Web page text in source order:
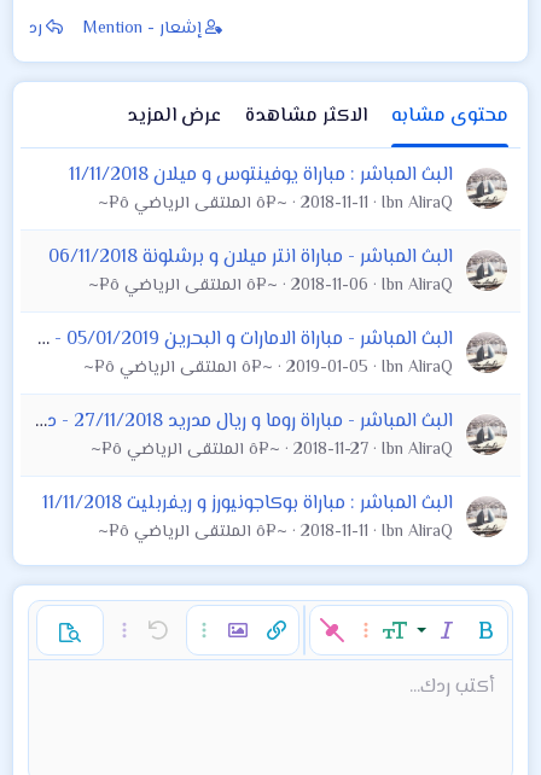
إشعار - Mention رد
محتوى مشابه الاكثر مشاهدة
عرض المزيد
البث المباشر : مباراة يوفينتوس و ميلان 11/11/2018
Ibn AliraQ
2018-11-11 ~¤ô الملتقى الرياضي ô¤~
البث المباشر - مباراة انتر ميلان و برشلونة 06/11/2018
Ibn AliraQ
2018-11-06 ~¤ô الملتقى الرياضي ô¤~
البث المباشر - مباراة الامارات و البحرين 05/01/2019 - كأس امم اسيا 2019
Ibn AliraQ
2019-01-05 ~¤ô الملتقى الرياضي ô¤~
البث المباشر - مباراة روما و ريال مدريد 27/11/2018 - دوري أبطال اوروبا
Ibn AliraQ
2018-11-27 ~¤ô الملتقى الرياضي ô¤~
البث المباشر : مباراة بوكاجونيورز و ريفربليت 11/11/2018
Ibn AliraQ
2018-11-11 ~¤ô الملتقى الرياضي ô¤~
غامق مائل حجم الخط
9
10
خيارات إضافية…إدراج رابطإدراج صورةخيارات إضافية…
تراجع خيارات إضافية…
معاينة
لون النصBackground Color
عائلة الخطالإبتسامات
إقتباسميديا إعادةتبديل الـ BB codeإزالة التنسيقأكتب ردك...